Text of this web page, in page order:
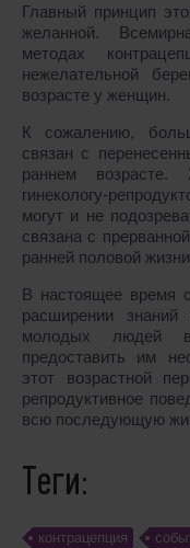
Главный принцип
желанной.
методах
нежелательной
возрасте у женщин.
К сожалению,
связан с
раннем
гинекологу-
могут и не
связана с
ранней половой
В настоящее время
расширении
молодых людей
предоставить им
этот возрастной
репродуктивное
всю последующую
Теги:
контрацепция